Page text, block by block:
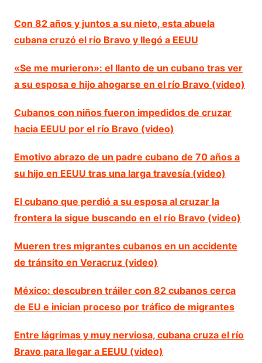
Con 82 años y juntos a su nieto, esta abuela
cubana cruzó el río Bravo y llegó a EEUU
«Se me murieron»: el llanto de un cubano tras ver
a su esposa e hijo ahogarse en el río Bravo (video)
Cubanos con niños fueron impedidos de cruzar
hacia EEUU por el río Bravo (video)
Emotivo abrazo de un padre cubano de 70 años a
su hijo en EEUU tras una larga travesía (video)
El cubano que perdió a su esposa al cruzar la
frontera la sigue buscando en el río Bravo (video)
Mueren tres migrantes cubanos en un accidente
de tránsito en Veracruz (video)
México: descubren tráiler con 82 cubanos cerca
de EU e inician proceso por tráfico de migrantes
Entre lágrimas y muy nerviosa, cubana cruza el río
Bravo para llegar a EEUU (video)